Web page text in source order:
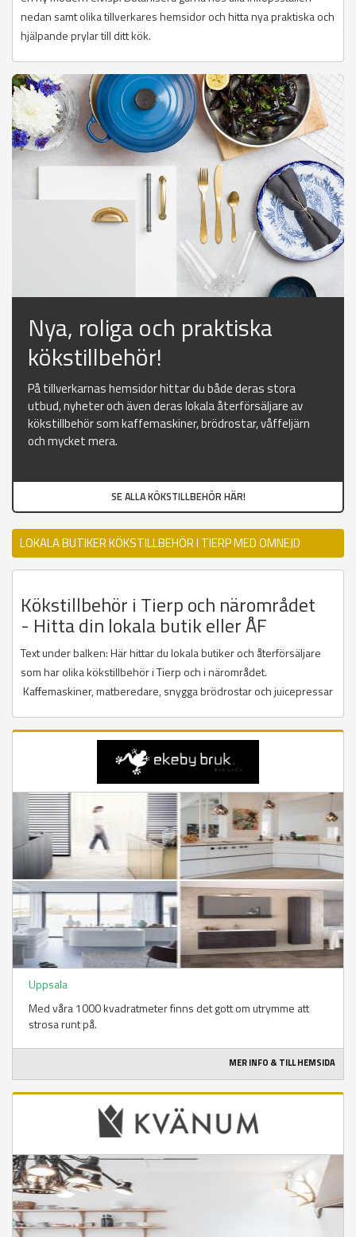
nedan samt olika tillverkares hemsidor och hitta nya praktiska och
hjälpande prylar till ditt kök.
Nya, roliga och praktiska
kökstillbehör!
På tillverkarnas hemsidor hittar du både deras stora
utbud, nyheter och även deras lokala återförsäljare av
kökstillbehör som kaffemaskiner, brödrostar, våffeljärn
och mycket mera.
SE ALLA KÖKSTILLBEHÖR HÄR!
LOKALA BUTIKER KÖKSTILLBEHÖR I TIERP MED OMNEJD
Kökstillbehör i Tierp och närområdet
- Hitta din lokala butik eller ÅF
Text under balken: Här hittar du lokala butiker och återförsäljare
som har olika kökstillbehör i Tierp och i närområdet.
Kaffemaskiner, matberedare, snygga brödrostar och juicepressar
Uppsala
Med våra 1000 kvadratmeter finns det gott om utrymme att
strosa runt på.
MER INFO & TILL HEMSIDA